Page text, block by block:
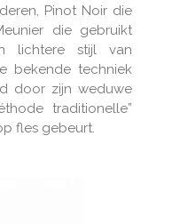
Pinot Noir die
die gebruikt
lichtere stijl van
bekende techniek
door zijn weduwe
traditionelle”
fles gebeurt.